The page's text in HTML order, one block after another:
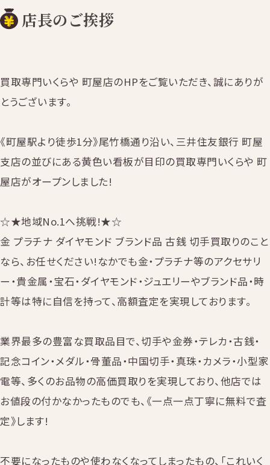
店長のご挨拶
買取専門いくらや 町屋店のHPをご覧いただき、誠にありが
とうございます。
《町屋駅より徒歩1分》尾竹橋通り沿い、三井住友銀行 町屋
支店の並びにある黄色い看板が目印の買取専門いくらや 町
屋店がオープンしました!
☆★地域No.1へ挑戦!★☆
金 プラチナ ダイヤモンド ブランド品 古銭 切手買取りのこと
なら、お任せください!なかでも金・プラチナ等のアクセサリ
ー・貴金属・宝石・ダイヤモンド・ジュエリーやブランド品・時
計等は特に自信を持って、高額査定を実現しております。
業界最多の豊富な買取品目で、切手や金券・テレカ・古銭・
記念コイン・メダル・骨董品・中国切手・真珠・カメラ・小型家
電等、多くのお品物の高価買取りを実現しており、他店では
お値段の付かなかったものでも、《一点一点丁寧に無料で査
定》します!
不要になったものや使わなくなってしまったもの、「これいく